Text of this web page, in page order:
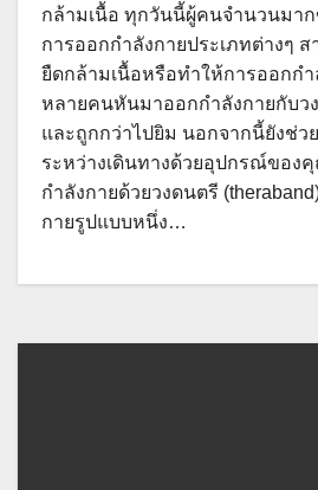
กล้ามเนื้อ ทุกวันนี้ผู้คนจำนวนมาก
การออกกำลังกายประเภทต่างๆ
ยืดกล้ามเนื้อหรือทำให้การออกก
หลายคนหันมาออกกำลังกายกับว
และถูกกว่าไปยิม นอกจากนี้ยังช่
ระหว่างเดินทางด้วยอุปกรณ์ของ
กำลังกายด้วยวงดนตรี
กายรูปแบบหนึ่ง…